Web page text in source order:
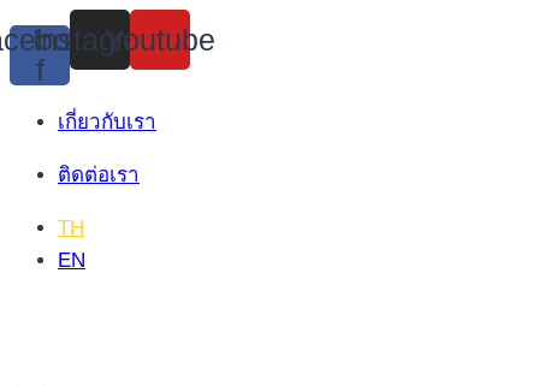
Skip
to
content
f
Instagram
Youtube
เกี่ยวกับเรา
ติดต่อเรา
TH
EN